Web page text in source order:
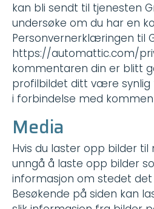
kan bli sendt til tjenesten
undersøke om du har en
Personvernerklæringen til
https://automattic.com/
kommentaren din er blitt
profilbildet ditt være
i forbindelse med
Media
Hvis du laster opp bilder
unngå å laste opp bilder
informasjon om stedet det
Besøkende på siden kan